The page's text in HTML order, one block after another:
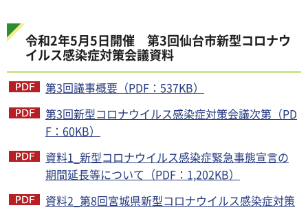
令和2年5月5日開催 第3回仙台市新型コロナウ
イルス感染症対策会議資料
第3回議事概要（PDF：537KB）
第3回新型コロナウイルス感染症対策会議次第（PD
F：60KB）
資料1_新型コロナウイルス感染症緊急事態宣言の
期間延長等について（PDF：1,202KB）
資料2_第8回宮城県新型コロナウイルス感染症対策